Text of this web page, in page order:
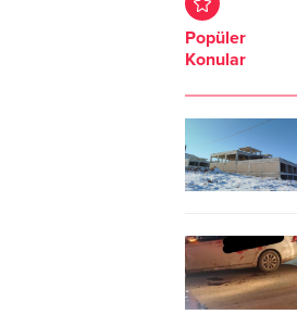
karşı karşıya olduğu kaydedildi.
Popüler
Konular